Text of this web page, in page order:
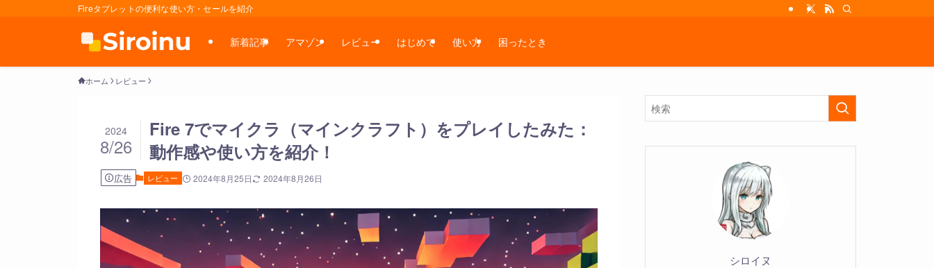
Fireタブレットの便利な使い方・セールを紹介
新着記事 アマゾン レビュー はじめて 使い方 困ったとき
ホーム レビュー
Fire 7でマイクラ（マインクラフト）をプレイしたみた：
動作感や使い方を紹介！
2024
8/26
広告 レビュー 2024年8月25日 2024年8月26日
シロイヌ